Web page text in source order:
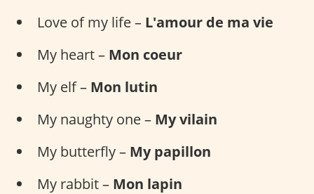
Love of my life – L'amour de ma vie
My heart – Mon coeur
My elf – Mon lutin
My naughty one – My vilain
My butterfly – My papillon
My rabbit – Mon lapin